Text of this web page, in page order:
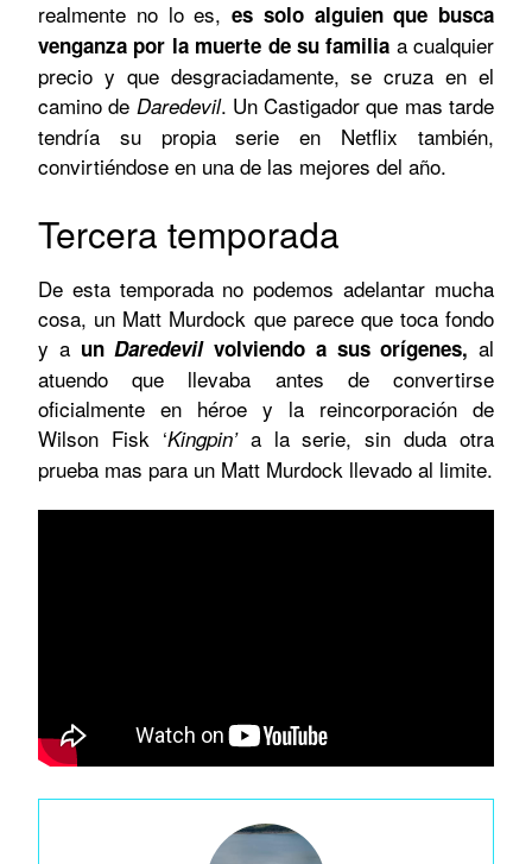
realmente no lo es, es solo alguien que busca
venganza por la muerte de su familia a cualquier
precio y que desgraciadamente, se cruza en el
camino de Daredevil. Un Castigador que mas tarde
tendría su propia serie en Netflix también,
convirtiéndose en una de las mejores del año.
Tercera temporada
De esta temporada no podemos adelantar mucha
cosa, un Matt Murdock que parece que toca fondo
y a un Daredevilvolviendo a sus orígenes, al
atuendo que llevaba antes de convertirse
oficialmente en héroe y la reincorporación de
Wilson Fisk ‘Kingpin’a la serie, sin duda otra
prueba mas para un Matt Murdock llevado al limite.